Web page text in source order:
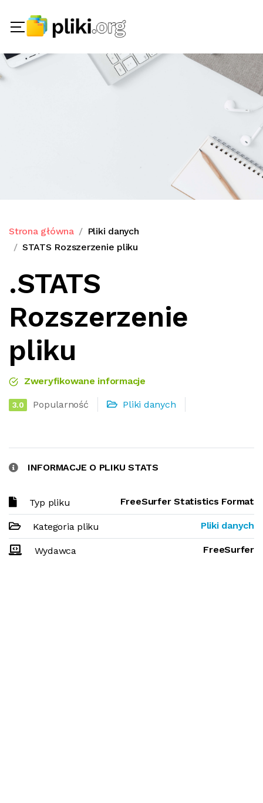
Strona główna
Pliki danych
STATS Rozszerzenie pliku
.STATS
Rozszerzenie
pliku
Zweryfikowane informacje
3.0 Popularność Pliki danych
INFORMACJE O PLIKU STATS
Typ pliku FreeSurfer Statistics Format
Kategoria pliku Pliki danych
Wydawca FreeSurfer